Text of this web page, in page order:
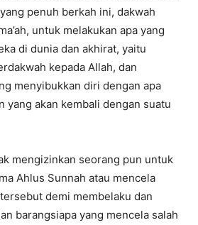
penuh berkah ini, dakwah
untuk melakukan apa yang
di dunia dan akhirat, yaitu
kepada Allah, dan
menyibukkan diri dengan apa
yang akan kembali dengan suatu
mengizinkan seorang pun untuk
Ahlus Sunnah atau mencela
demi membelaku dan
barangsiapa yang mencela salah